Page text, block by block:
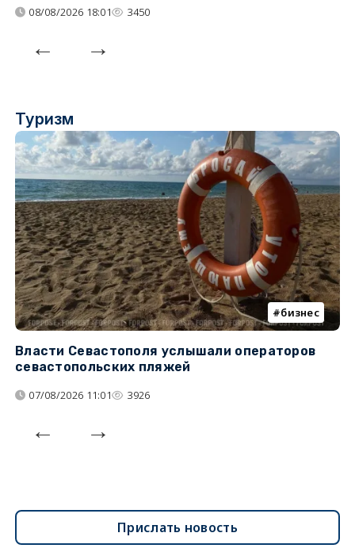
08/08/2026 18:01 3450
Туризм
бизнес
Власти Севастополя услышали операторов
севастопольских пляжей
07/08/2026 11:01 3926
Прислать новость